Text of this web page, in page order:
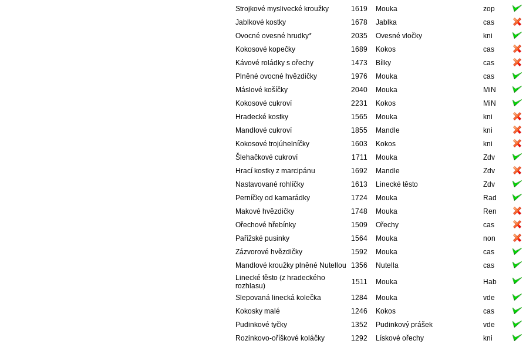
Strojkové myslivecké kroužky
1619 Mouka zop
Jablkové kostky
1678 Jablka cas
Ovocné ovesné hrudky*
2035 Ovesné vločky kni
Kokosové kopečky
1689 Kokos cas
Kávové roládky s ořechy
1473 Bílky cas
Plněné ovocné hvězdičky
1976 Mouka cas
Máslové košíčky
2040 Mouka MiN
Kokosové cukroví
2231 Kokos MiN
Hradecké kostky
1565 Mouka kni
Mandlové cukroví
1855 Mandle kni
Kokosové trojúhelníčky
1603 Kokos kni
Šlehačkové cukroví
1711 Mouka Zdv
Hrací kostky z marcipánu
1692 Mandle Zdv
Nastavované rohlíčky
1613 Linecké těsto Zdv
Perníčky od kamarádky
1724 Mouka Rad
Makové hvězdičky
1748 Mouka Ren
Ořechové hřebínky
1509 Ořechy cas
Pařížské pusinky
1564 Mouka non
Zázvorové hvězdičky
1592 Mouka cas
Mandlové kroužky plněné Nutellou
1356 Nutella cas
Linecké těsto (z hradeckého
rozhlasu)
1511 Mouka Hab
Slepovaná linecká kolečka
1284 Mouka vde
Kokosky malé
1246 Kokos cas
Pudinkové tyčky
1352 Pudinkový prášek vde
Rozinkovo-oříškové koláčky
1292 Lískové ořechy kni